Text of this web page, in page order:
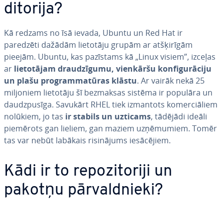
di­to­ri­ja?
Kā redzams no īsā ievada, Ubuntu un Red Hat ir
paredzēti dažādām lietotāju grupām ar at­šķi­rī­gām
pieejām. Ubuntu, kas pazīstams kā „Linux visiem”, izceļas
ar lie­to­tā­jam drau­dzī­gu­mu, vienkāršu kon­fi­gu­rā­ci­ju
un plašu prog­ram­ma­tū­ras klāstu. Ar vairāk nekā 25
miljoniem lietotāju šī bezmaksas sistēma ir populāra un
daudz­pu­sī­ga. Savukārt RHEL tiek izmantots ko­mer­ciā­liem
nolūkiem, jo tas ir stabils un uzticams, tādējādi ideāli
piemērots gan lieliem, gan maziem uz­ņē­mu­miem. Tomēr
tas var nebūt labākais ri­si­nā­jums ie­sā­cē­jiem.
Kādi ir to re­po­zi­to­ri­ji un
pakotņu pār­val­dnie­ki?